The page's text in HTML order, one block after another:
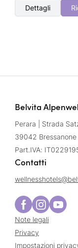
Dettagli
Belvita
Perara | Strada
39042 Bressanone
Part.IVA:
Contatti
wellnesshotels@
Note legali
Privacy
Impostazioni